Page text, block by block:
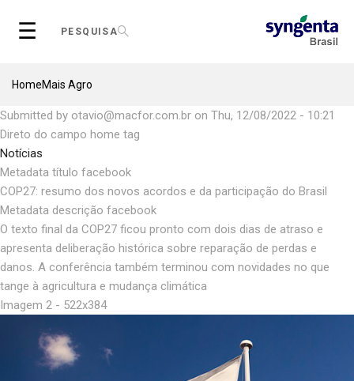
☰ PESQUISA
Breadcrumb
HomeMais Agro
Submitted by otavio@macfor.com.br on Thu, 12/08/2022 - 10:21
Direto do campo home tag
Notícias
Metadata título facebook
COP27: resumo dos novos acordos e da participação do Brasil
Metadata descrição facebook
O texto final da COP27 ficou pronto com dois dias de atraso e
apresenta deliberação histórica sobre reparação de perdas e
danos. A conferência também terminou com novidades no que
tange à agricultura e mudança climática
Imagem 2 - 522x384